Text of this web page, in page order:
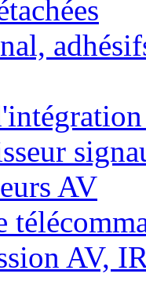
AV
AV,